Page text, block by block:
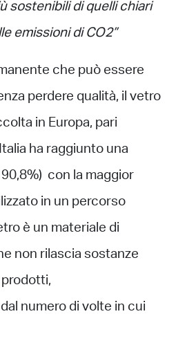
sostenibili di quelli chiari
emissioni di CO2”
che può essere
perdere qualità, il vetro
in Europa, pari
ha raggiunto una
con la maggior
in un percorso
è un materiale di
non rilascia sostanze
numero di volte in cui